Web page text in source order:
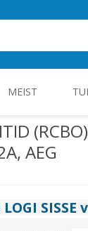
JA
MEIST
AEG
LOGI SISSE